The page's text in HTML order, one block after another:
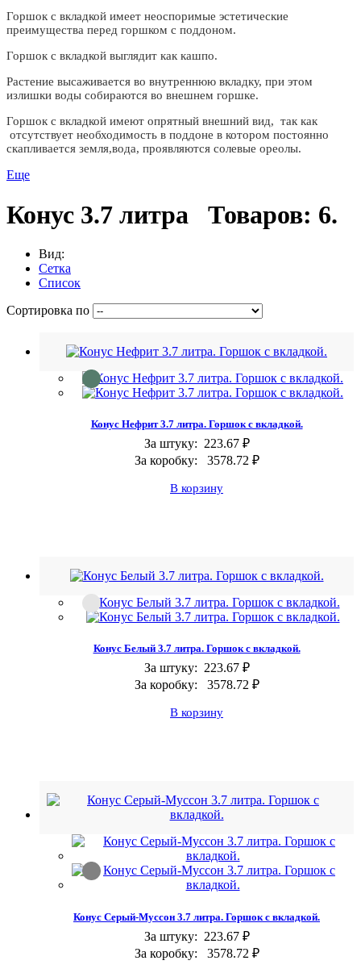
Горшок с вкладкой имеет неоспоримые эстетические
преимущества перед горшком с поддоном.
Горшок с вкладкой выглядит как кашпо.
Растение высаживается во внутреннюю вкладку, при этом
излишки воды собираются во внешнем горшке.
Горшок с вкладкой имеют опрятный внешний вид, так как
отсутствует необходимость в поддоне в котором постоянно
скапливается земля,вода, проявляются солевые ореолы.
Еще
Конус 3.7 литра Товаров: 6.
Вид:
Сетка
Список
Сортировка по
Конус Нефрит 3.7 литра. Горшок с вкладкой.
За штуку: 223.67 ₽
За коробку:
3578.72 ₽
В корзину
Конус Белый 3.7 литра. Горшок с вкладкой.
За штуку: 223.67 ₽
За коробку:
3578.72 ₽
В корзину
Конус Серый-Муссон 3.7 литра. Горшок с вкладкой.
За штуку: 223.67 ₽
За коробку:
3578.72 ₽